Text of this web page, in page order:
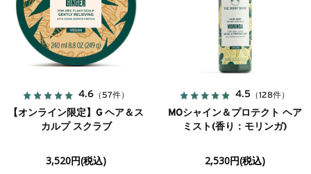
4.6 （57件）
【オンライン限定】G ヘア＆ス
カルプ スクラブ
3,520円(税込)
4.5 （128件）
MOシャイン＆プロテクト ヘア
ミスト(香り：モリンガ)
2,530円(税込)